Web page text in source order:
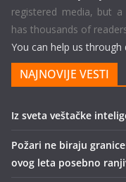
registered media, but
has thousands of
You can help us through
NAJNOVIJE VESTI
Iz sveta veštačke
Požari ne biraju
ovog leta posebno